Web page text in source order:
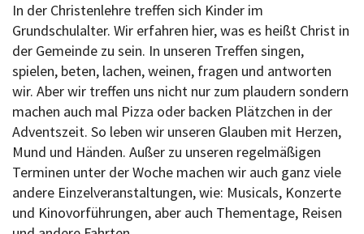
In der Christenlehre treffen sich Kinder im
Grundschulalter. Wir erfahren hier, was es heißt Christ in
der Gemeinde zu sein. In unseren Treffen singen,
spielen, beten, lachen, weinen, fragen und antworten
wir. Aber wir treffen uns nicht nur zum plaudern sondern
machen auch mal Pizza oder backen Plätzchen in der
Adventszeit. So leben wir unseren Glauben mit Herzen,
Mund und Händen. Außer zu unseren regelmäßigen
Terminen unter der Woche machen wir auch ganz viele
andere Einzelveranstaltungen, wie: Musicals, Konzerte
und Kinovorführungen, aber auch Thementage, Reisen